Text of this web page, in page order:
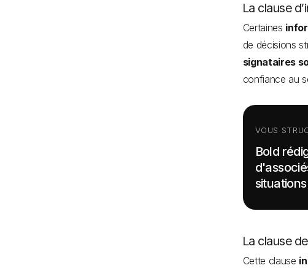
La clause
Certaines
de décisions
signataires
confiance au
VOUS
Bold
La clause
Cette clause